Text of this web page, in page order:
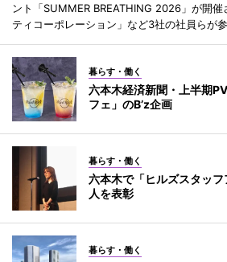
ント「SUMMER BREATHING 2026」が開催
ティコーポレーション」など3社の社員らが参
暮らす・働く
六本木経済新聞・上半期
フェ」のB’z企画
暮らす・働く
六本木で「ヒルズスタッ
人を表彰
暮らす・働く